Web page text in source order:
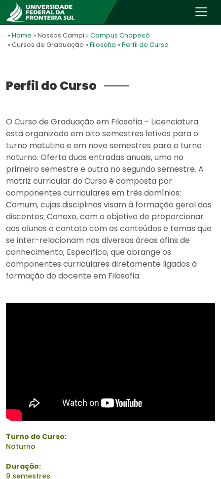
» Home » Nossos Campi » Campus Chapecó
» Cursos de Graduação » Filosofia » Perfil do Curso
Perfil do Curso
O Curso de Graduação em Filosofia – Licenciatura
está organizado em oito semestres letivos para o
turno matutino e em nove semestres para o turno
noturno. Oferta duas entradas anuais, uma no
primeiro semestre e outra no segundo semestre. A
matriz curricular do Curso é composta por
componentes curriculares em três domínios:
Comum, cujas disciplinas visam à formação geral dos
discentes; Conexo, com o objetivo de proporcionar
aos alunos o contato com os conteúdos e temas que
se inter-relacionam nas diversas áreas afins de
conhecimento; Específico, que abrange os
componentes curriculares diretamente ligados à
formação do docente em Filosofia.
Turno do Curso:
Noturno
Duração:
9 semestres